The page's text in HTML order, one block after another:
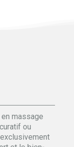
massage
ou